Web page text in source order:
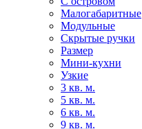
Малогабаритные
Модульные
Скрытые ручки
Размер
Мини-кухни
Узкие
3 кв. м.
5 кв. м.
6 кв. м.
9 кв. м.